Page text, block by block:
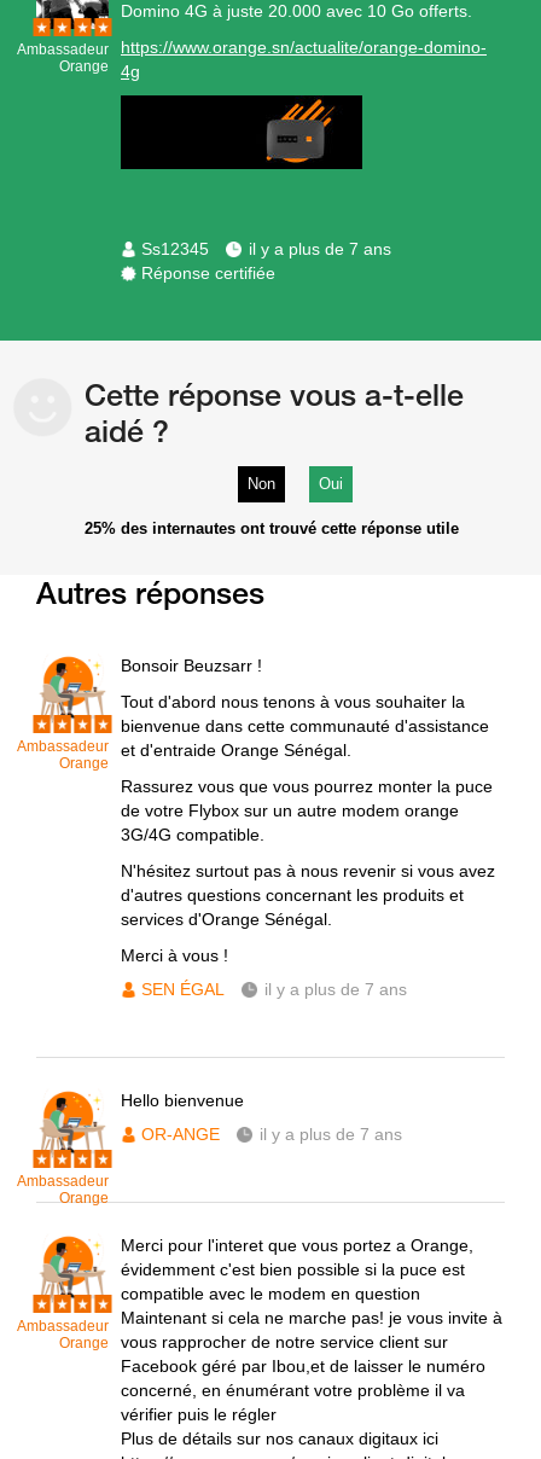
Ambassadeur
Orange
Domino 4G à juste 20.000 avec 10 Go offerts.
https://www.orange.sn/actualite/orange-domino-
4g
Ss12345
il y a plus de 7 ans
Réponse certifiée
Cette réponse vous a-t-elle
aidé ?
Non Oui
25% des internautes ont trouvé cette réponse utile
Autres réponses
Ambassadeur
Orange
Bonsoir Beuzsarr !
Tout d'abord nous tenons à vous souhaiter la
bienvenue dans cette communauté d'assistance
et d'entraide Orange Sénégal.
Rassurez vous que vous pourrez monter la puce
de votre Flybox sur un autre modem orange
3G/4G compatible.
N'hésitez surtout pas à nous revenir si vous avez
d'autres questions concernant les produits et
services d'Orange Sénégal.
Merci à vous !
SEN ÉGAL
il y a plus de 7 ans
Ambassadeur
Orange
Hello bienvenue
OR-ANGE
il y a plus de 7 ans
Ambassadeur
Orange
Merci pour l'interet que vous portez a Orange,
évidemment c'est bien possible si la puce est
compatible avec le modem en question
Maintenant si cela ne marche pas! je vous invite à
vous rapprocher de notre service client sur
Facebook géré par Ibou,et de laisser le numéro
concerné, en énumérant votre problème il va
vérifier puis le régler
Plus de détails sur nos canaux digitaux ici